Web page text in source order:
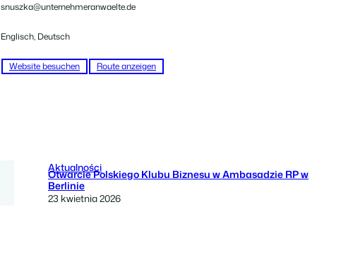
snuszka@unternehmeranwaelte.de
Englisch, Deutsch
Website besuchen Route anzeigen
Aktualności
Otwarcie Polskiego Klubu Biznesu w Ambasadzie RP w
Berlinie
23 kwietnia 2026